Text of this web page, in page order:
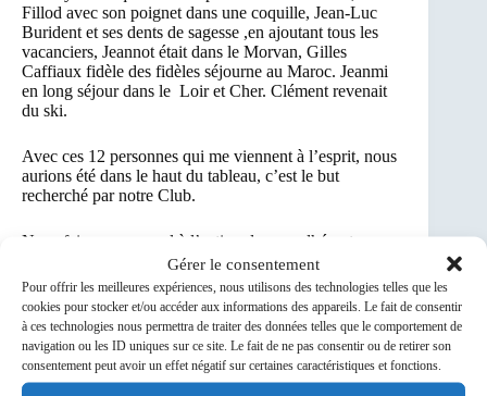
Gérer le consentement
Pour offrir les meilleures expériences, nous utilisons des technologies telles que les
cookies pour stocker et/ou accéder aux informations des appareils. Le fait de consentir
à ces technologies nous permettra de traiter des données telles que le comportement de
navigation ou les ID uniques sur ce site. Le fait de ne pas consentir ou de retirer son
consentement peut avoir un effet négatif sur certaines caractéristiques et fonctions.
Fillod avec son poignet dans une coquille, Jean-Luc
Burident et ses dents de sagesse ,en ajoutant tous les
vacanciers, Jeannot était dans le Morvan, Gilles
Caffiaux fidèle des fidèles séjourne au Maroc. Jeanmi
en long séjour dans le Loir et Cher. Clément revenait
du ski.
Avec ces 12 personnes qui me viennent à l’esprit, nous
aurions été dans le haut du tableau, c’est le but
recherché par notre Club.
Nous faisons un appel à l’action de nos adhérents :
MOBILISEZ VOUS POUR LES RALLYES A
VENIR
Après des échanges sur la randonnée tout en avalant
nos sandwichs, nous avons pris le chemin du retour, la
côte de Montauger et la côte de Charaintru où la côte
de la gare de Savigny s’imposaient.